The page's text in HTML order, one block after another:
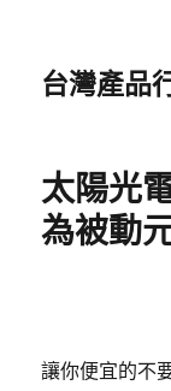
台灣產品
太陽光
為被動
讓你便宜的不